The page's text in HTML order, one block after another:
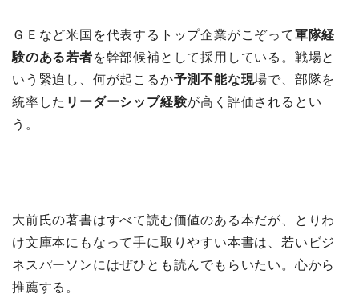
ＧＥなど米国を代表するトップ企業がこぞって軍隊経
験のある若者を幹部候補として採用している。戦場と
いう緊迫し、何が起こるか予測不能な現場で、部隊を
統率した リーダーシップ経験が高く評価されるとい
う。
大前氏の著書はすべて読む価値のある本だが、とりわ
け文庫本にもなって手に取りやすい本書は、若いビジ
ネスパーソンにはぜひとも読んでもらいたい。心から
推薦する。